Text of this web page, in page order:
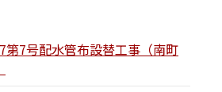
第7号配水管布設替工事（南町